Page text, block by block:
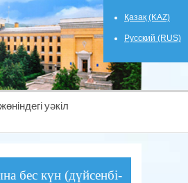
Қазақ (KAZ)
Русский (RUS)
уәкіл
(дүйсенбі- жұма) сағат